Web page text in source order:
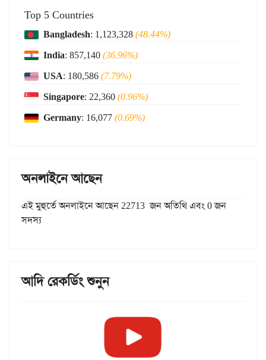
Top 5 Countries
Bangladesh: 1,123,328(48.44%)
India: 857,140(36.96%)
USA: 180,586(7.79%)
Singapore: 22,360(0.96%)
Germany: 16,077(0.69%)
অনলাইনে আছেন
এই মুহুর্তে অনলাইনে আছেন 22713 জন অতিথি এবং 0 জন
সদস্য
আদি রেকর্ডিং শুনুন